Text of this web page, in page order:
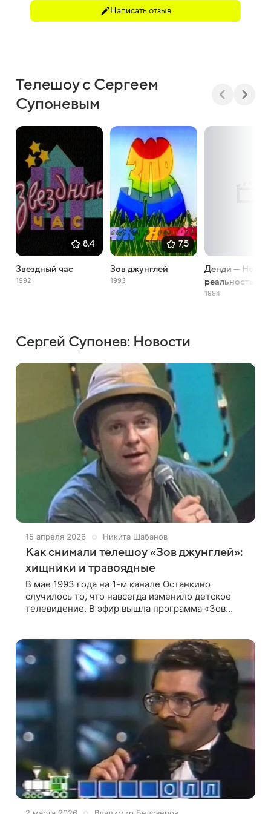
Написать отзыв
Телешоу с Сергеем
Супоневым
8,4
Звездный час
1992
7,5
Зов джунглей
1993
Денди — Новая
реальность
1994
Сергей Супонев: Новости
15 апреля 2026 Никита Шабанов
Как снимали телешоу «Зов джунглей»:
хищники и травоядные
В мае 1993 года на 1-м канале Останкино
случилось то, что навсегда изменило детское
телевидение. В эфир вышла программа «Зов